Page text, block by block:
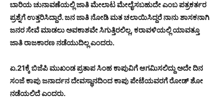
ಬಾರಿಯ ಚುನಾವಣೆಯಲ್ಲಿ ಜಾತಿ ಮೇಲಾಟ ಮೇಲೈಸಬಹುದೇ ಎಂಬ ಪತ್ರಕರ್ತರ
ಪ್ರಶ್ನೆಗೆ ಉತ್ತರಿಸಿದ್ದಾರೆ. ಜನ ಜಾತಿ ನೋಡಿ ಮತ ಚಲಾಯಿಸಿದ್ದರೆ ನಾನು ಶಾಸಕನಾಗಿ
ಜನರ ಸೇವೆ ಮಾಡಲು ಅವಕಾಶವೇ ಸಿಗುತ್ತಿರಲಿಲ್ಲ, ಕರಾವಳಿಯಲ್ಲಿ ಯಾವತ್ತೂ
ಜಾತಿ ರಾಜಕಾರಣ ನಡೆಯುದಿಲ್ಲ ಎಂದರು.
ಏ.21ಕ್ಕೆ ಬಿಜೆಪಿ ಮುಖಂಡ ಪ್ರತಾಪ ಸಿಂಹ ಕಾಪುವಿಗೆ ಆಗಮಿಸಲಿದ್ದು ಅದೇ ದಿನ
ಸಂಜೆ ಕಾಪು ಜನಾರ್ದನ ದೇವಸ್ಥಾನದಿಂದ ಕಾಪು ಪೇಟೆಯವರಗೆ ರೋಡ್ ಶೋ
ನಡೆಯಲಿದೆ ಎಂದರು.